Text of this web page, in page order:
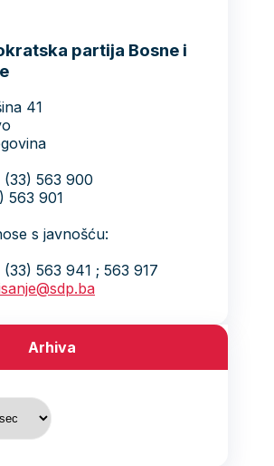
partija Bosne i
41
563 900
563 901
s javnošću:
563 941 ; 563 917
Arhiva